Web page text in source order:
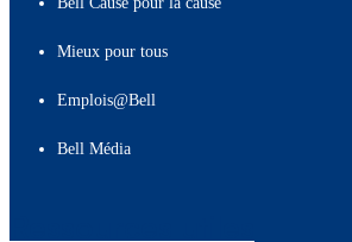
Mieux pour tous
Emplois@Bell
Bell Média